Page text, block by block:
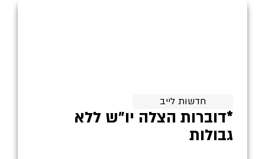
חדשות לייב
*דוברות הצלה יו״ש ללא
גבולות